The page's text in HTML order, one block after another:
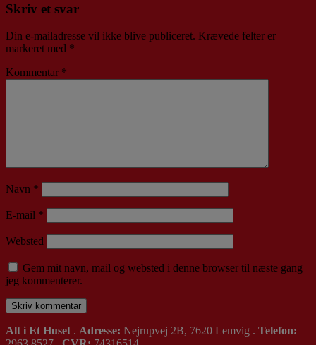
Skriv et svar
Din e-mailadresse vil ikke blive publiceret. Krævede felter er
markeret med *
Kommentar *
Navn *
E-mail *
Websted
Gem mit navn, mail og websted i denne browser til næste gang
jeg kommenterer.
Alt i Et Huset . Adresse: Nejrupvej 2B, 7620 Lemvig . Telefon: